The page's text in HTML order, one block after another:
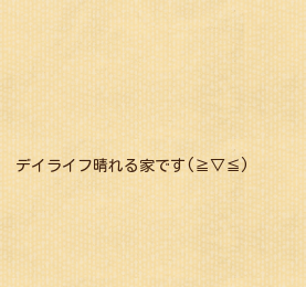
デイライフ晴れる家です(≧▽≦)